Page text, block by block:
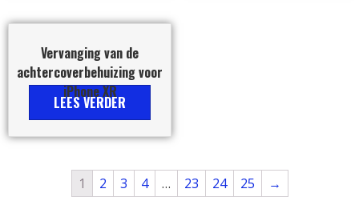
Vervanging van de
achtercoverbehuizing voor
iPhone XR
LEES VERDER
1 2 3 4 … 23 24 25 →